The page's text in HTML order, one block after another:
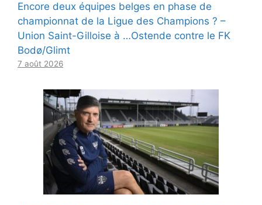
Encore deux équipes belges en phase de
championnat de la Ligue des Champions ? –
Union Saint-Gilloise à …Ostende contre le FK
Bodø/Glimt
7 août 2026